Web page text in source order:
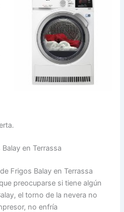
en Terrassa
Frigos Balay en Terrassa
preocuparse si tiene algún
el torno de la nevera no
no enfría